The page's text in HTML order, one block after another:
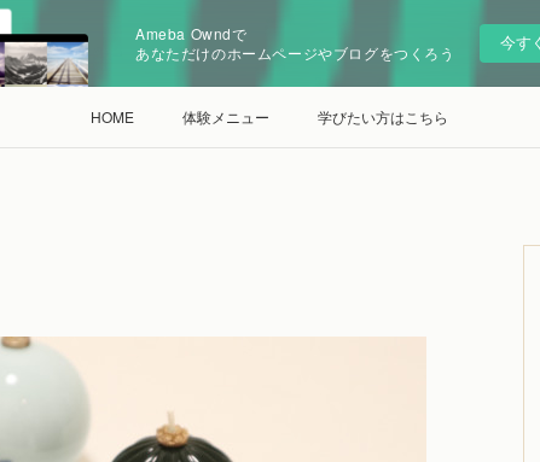
Ameba Owndで
あなただけのホームページやブログをつくろう
今す
HOME 体験メニュー 学びたい方はこちら